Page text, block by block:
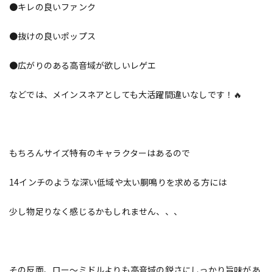
●キレの良いファンク
●抜けの良いポップス
●広がりのある高音域が欲しいレゲエ
などでは、メインスネアとしても大活躍間違いなしです！🔥
もちろんサイズ特有のキャラクターはあるので
14インチのような深い低域や太い胴鳴りを求める方には
少し物足りなく感じるかもしれません、、、